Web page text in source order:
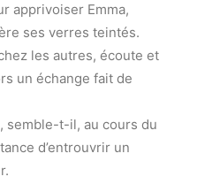
apprivoiser Emma,
ses verres teintés.
les autres, écoute et
un échange fait de
semble-t-il, au cours du
d’entrouvrir un